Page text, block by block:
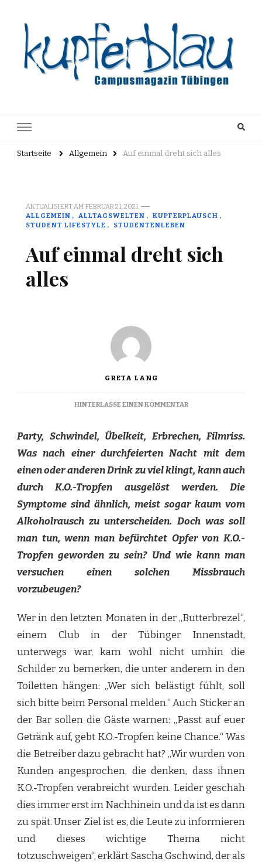
Archiv
Startseite Allgemein Auf einmal dreht sich alles
AKTUALISIERT AM FEBRUAR 21, 2021
ALLGEMEIN
ALLTAGSWELTEN
KUPFERPLAUSCH
STUDENT LIFESTYLE
STUDENTENLEBEN
Auf einmal dreht sich
alles
GRETA LANG
HINTERLASSE EINEN KOMMENTARZU
DREHT
SICH
ALLES
Party, Schwindel, Übelkeit, Erbrechen, Filmriss.
Was nach einer durchfeierten Nacht mit dem
einen oder anderen Drink zu viel klingt, kann auch
durch K.O.-Tropfen ausgelöst werden. Die
Symptome sind ähnlich, meist sogar kaum vom
Alkoholrausch zu unterscheiden. Doch was soll
man tun, wenn man befürchtet Opfer von K.O.-
Tropfen geworden zu sein? Und wie kann man
versuchen einen solchen Missbrauch
vorzubeugen?
Wer in den letzten Monaten in der „Butterbrezel“,
einem Club in der Tübinger Innenstadt,
unterwegs war, kam wohl nicht umhin die
Schilder zu bemerken, die unter anderem in den
Toiletten hängen: „Wer sich belästigt fühlt, soll
sich bitte beim Personal melden.“ Auch Sticker an
der Bar sollen die Gäste warnen: „Passt auf euer
Getränk auf, gebt K.O.-Tropfen keine Chance.“ Was
die Betreiber dazu gebracht hat? „Wir wurden von
Kunden angesprochen, die denken, dass ihnen
K.O.-Tropfen verabreicht wurden. Leider geschah
dies immer erst im Nachhinein und da ist es dann
zu spät. Unser Ziel ist es, die Leute zu informieren
und dieses wichtige Thema nicht
totzuschweigen“, erklärt Sascha Gschwind, der als